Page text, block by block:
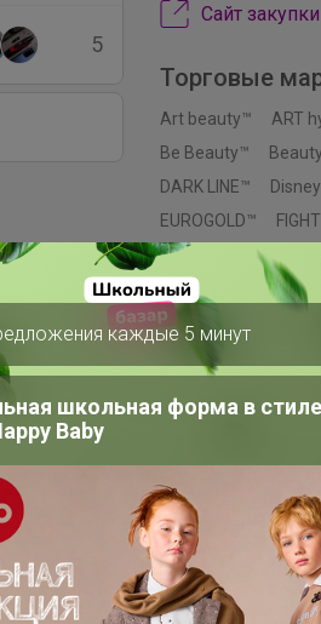
5
Сайт закупки
Торговые
Art beauty™ ART
Be Beauty™
DARK LINE™
EUROGOLD™
GRAFFITI™
Grand
IQ-ZABIAKA™
Magistro™
NAZAMOK™
Доброе здоровье™
Эврики™
Этель™
Paw Patrol™
Лесная
Смешарики™
каждые 5 минут
школьная форма в
Вaby